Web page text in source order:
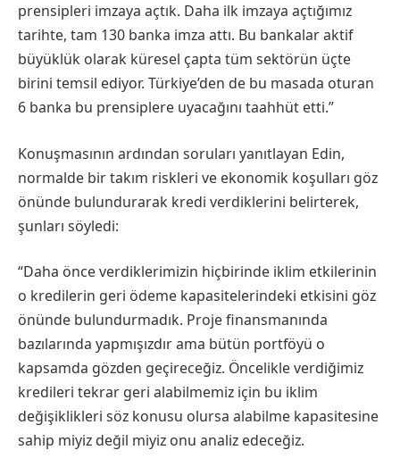
prensipleri imzaya açtık. Daha ilk imzaya açtığımız
tarihte, tam 130 banka imza attı. Bu bankalar aktif
büyüklük olarak küresel çapta tüm sektörün üçte
birini temsil ediyor. Türkiye’den de bu masada oturan
6 banka bu prensiplere uyacağını taahhüt etti.”
Konuşmasının ardından soruları yanıtlayan Edin,
normalde bir takım riskleri ve ekonomik koşulları göz
önünde bulundurarak kredi verdiklerini belirterek,
şunları söyledi:
“Daha önce verdiklerimizin hiçbirinde iklim etkilerinin
o kredilerin geri ödeme kapasitelerindeki etkisini göz
önünde bulundurmadık. Proje finansmanında
bazılarında yapmışızdır ama bütün portföyü o
kapsamda gözden geçireceğiz. Öncelikle verdiğimiz
kredileri tekrar geri alabilmemiz için bu iklim
değişiklikleri söz konusu olursa alabilme kapasitesine
sahip miyiz değil miyiz onu analiz edeceğiz.